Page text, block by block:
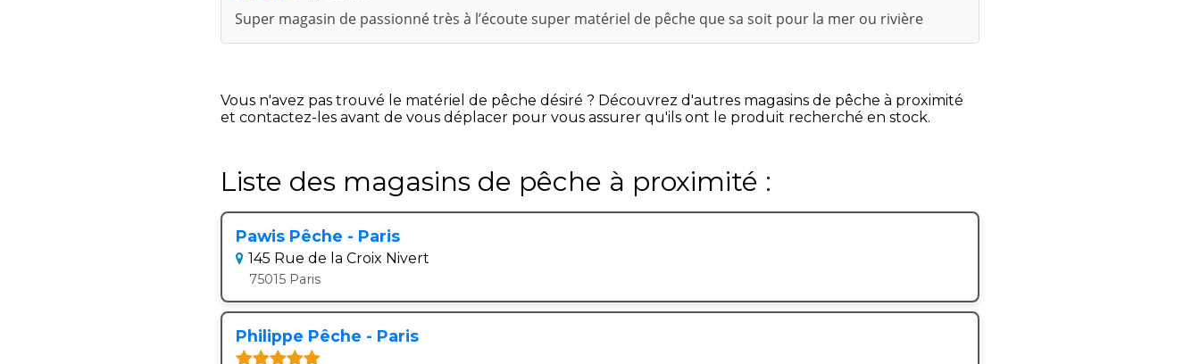
Super magasin de passionné très à l’écoute super matériel de pêche que sa soit pour la mer ou rivière
Vous n'avez pas trouvé le matériel de pêche désiré ? Découvrez d'autres magasins de pêche à proximité
et contactez-les avant de vous déplacer pour vous assurer qu'ils ont le produit recherché en stock.
Liste des magasins de pêche à proximité :
Pawis Pêche - Paris
145 Rue de la Croix Nivert
75015 Paris
Philippe Pêche - Paris